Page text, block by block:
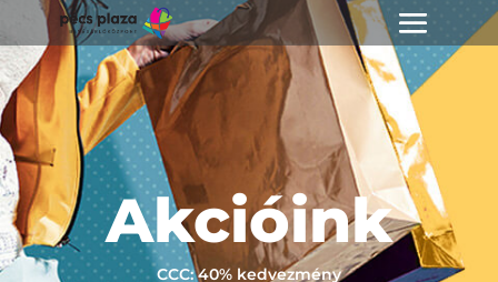
Akcióink
CCC: 40% kedvezmény